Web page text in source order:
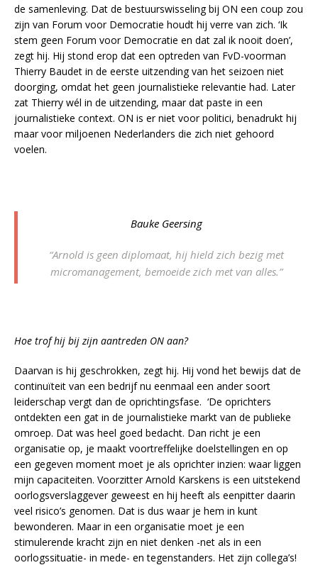
de samenleving. Dat de bestuurswisseling bij ON een coup zou
zijn van Forum voor Democratie houdt hij verre van zich. ‘Ik
stem geen Forum voor Democratie en dat zal ik nooit doen’,
zegt hij. Hij stond erop dat een optreden van FvD-voorman
Thierry Baudet in de eerste uitzending van het seizoen niet
doorging, omdat het geen journalistieke relevantie had. Later
zat Thierry wél in de uitzending, maar dat paste in een
journalistieke context. ON is er niet voor politici, benadrukt hij
maar voor miljoenen Nederlanders die zich niet gehoord
voelen.
Bauke Geersing
“Arnold is geen diplomaat, hij hield zich bezig met
micromanagement, bemoeide zich met van alles.”
Hoe trof hij bij zijn aantreden ON aan?
Daarvan is hij geschrokken, zegt hij. Hij vond het bewijs dat de
continuïteit van een bedrijf nu eenmaal een ander soort
leiderschap vergt dan de oprichtingsfase. ‘De oprichters
ontdekten een gat in de journalistieke markt van de publieke
omroep. Dat was heel goed bedacht. Dan richt je een
organisatie op, je maakt voortreffelijke doelstellingen en op
een gegeven moment moet je als oprichter inzien: waar liggen
mijn capaciteiten. Voorzitter Arnold Karskens is een uitstekend
oorlogsverslaggever geweest en hij heeft als eenpitter daarin
veel risico’s genomen. Dat is dus waar je hem in kunt
bewonderen. Maar in een organisatie moet je een
stimulerende kracht zijn en niet denken -net als in een
oorlogssituatie- in mede- en tegenstanders. Het zijn collega’s!